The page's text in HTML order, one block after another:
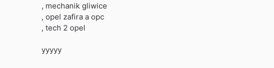
, mechanik gliwice
, opel zafira a opc
, tech 2 opel
yyyyy